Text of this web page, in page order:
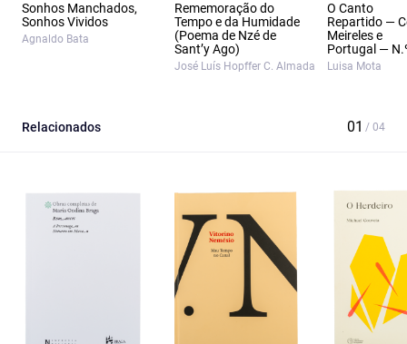
Sonhos Manchados,
Sonhos Vividos
Agnaldo Bata
Rememoração do
Tempo e da Humidade
(Poema de Nzé de
Sant’y Ago)
José Luís Hopffer C. Almada
O Canto
Repartido —
Meireles e
Portugal —
Luisa Mota
Relacionados